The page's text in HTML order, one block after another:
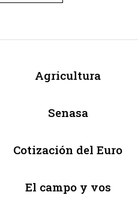
Agricultura
Senasa
Cotización del Euro
El campo y vos